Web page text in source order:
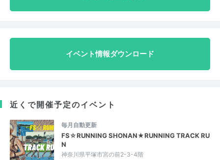
イベント情報ダウンロード
近くで開催予定のイベント
毎月自動更新
FS☆RUNNING SHONAN★RUNNING TRACK RU
N
神奈川県平塚市宮の前2-3-4階